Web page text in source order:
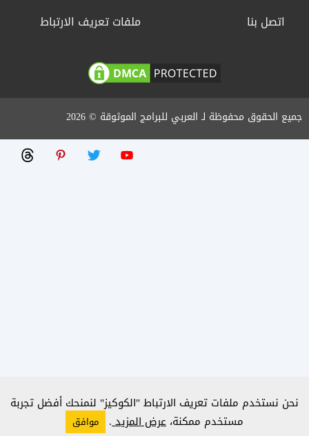
اتصل بنا
ملفات تعريف الارتباط
جميع الحقوق محفوظة لـ العربي للبرامج الموثوقة © 2026
نحن نستخدم ملفات تعريف الارتباط "الكوكيز" لنمنحك أفضل تجربة
مستخدم ممكنة، عرض المزيد. موافق